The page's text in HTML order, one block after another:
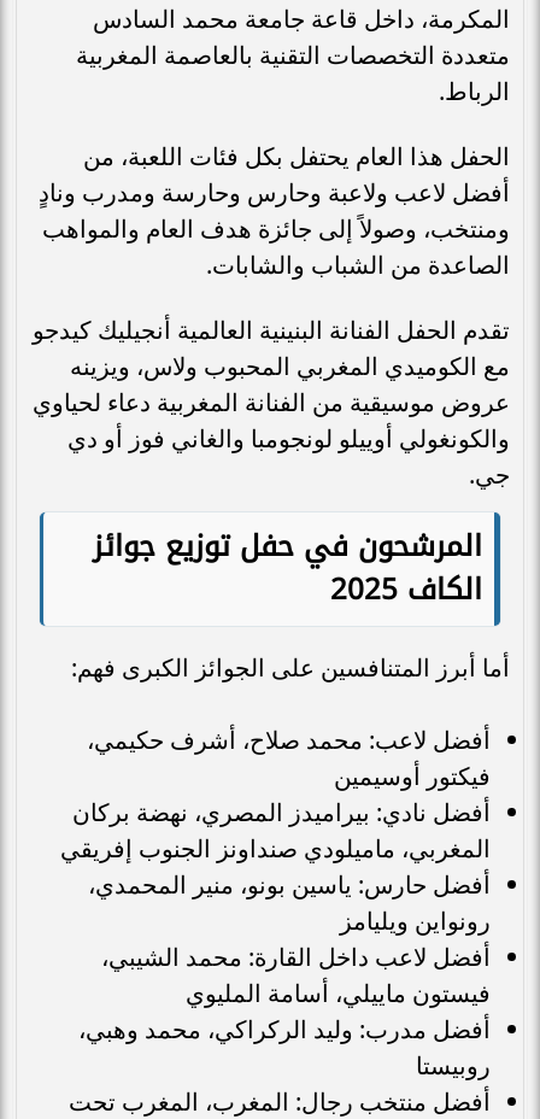
المكرمة، داخل قاعة جامعة محمد السادس
متعددة التخصصات التقنية بالعاصمة المغربية
الرباط.
الحفل هذا العام يحتفل بكل فئات اللعبة، من
أفضل لاعب ولاعبة وحارس وحارسة ومدرب ونادٍ
ومنتخب، وصولاً إلى جائزة هدف العام والمواهب
الصاعدة من الشباب والشابات.
تقدم الحفل الفنانة البنينية العالمية أنجيليك كيدجو
مع الكوميدي المغربي المحبوب ولاس، ويزينه
عروض موسيقية من الفنانة المغربية دعاء لحياوي
والكونغولي أوييلو لونجومبا والغاني فوز أو دي
جي.
المرشحون في حفل توزيع جوائز
الكاف 2025
أما أبرز المتنافسين على الجوائز الكبرى فهم:
أفضل لاعب: محمد صلاح، أشرف حكيمي،
فيكتور أوسيمين
أفضل نادي: بيراميدز المصري، نهضة بركان
المغربي، ماميلودي صنداونز الجنوب إفريقي
أفضل حارس: ياسين بونو، منير المحمدي،
رونواين ويليامز
أفضل لاعب داخل القارة: محمد الشيبي،
فيستون ماييلي، أسامة المليوي
أفضل مدرب: وليد الركراكي، محمد وهبي،
روبيستا
أفضل منتخب رجال: المغرب، المغرب تحت